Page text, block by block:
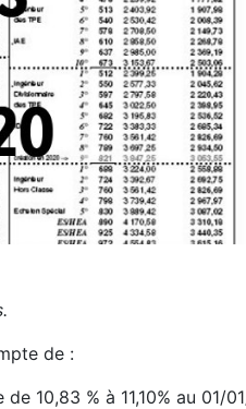
de :
10,83 % à 11,10% au 01/